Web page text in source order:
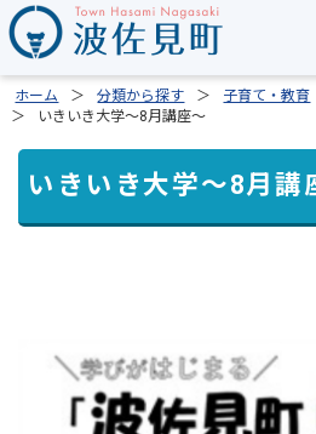
ホーム 分類から探す 子育て・教育
いきいき大学～8月講座～
いきいき大学～8月講